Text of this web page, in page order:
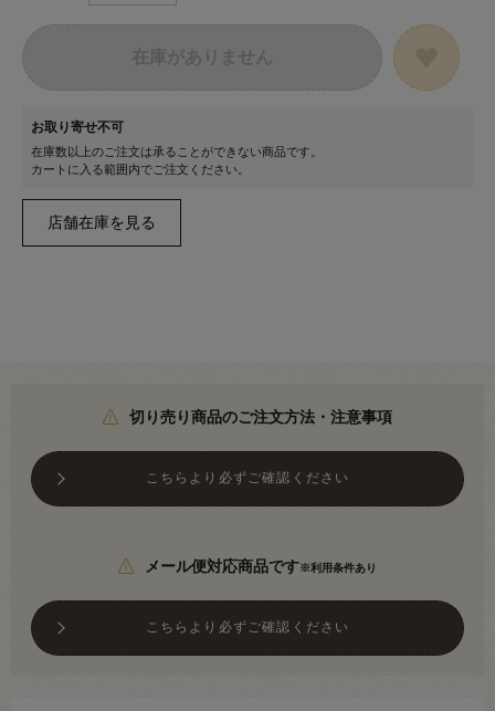
お取り寄せ不可
在庫数以上のご注文は承ることができない商品です。
カートに入る範囲内でご注文ください。
切り売り商品のご注文方法・注意事項
こちらより必ずご確認ください
メール便対応商品です※利用条件あり
こちらより必ずご確認ください